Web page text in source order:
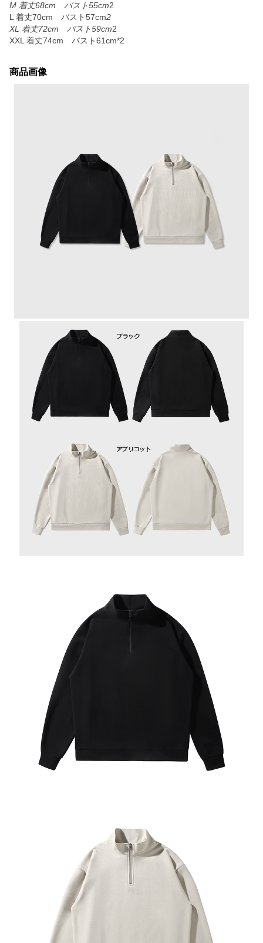
M 着丈68cm バスト55cm2
L 着丈70cm バスト57cm2
XL 着丈72cm バスト59cm2
XXL 着丈74cm バスト61cm*2
商品画像